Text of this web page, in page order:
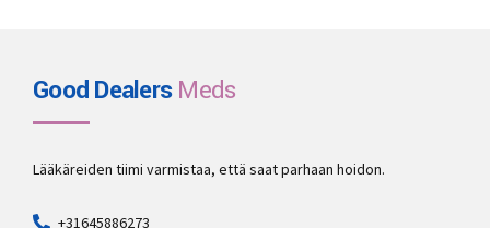
Good DealersMeds
Lääkäreiden tiimi varmistaa, että saat parhaan hoidon.
+31645886273